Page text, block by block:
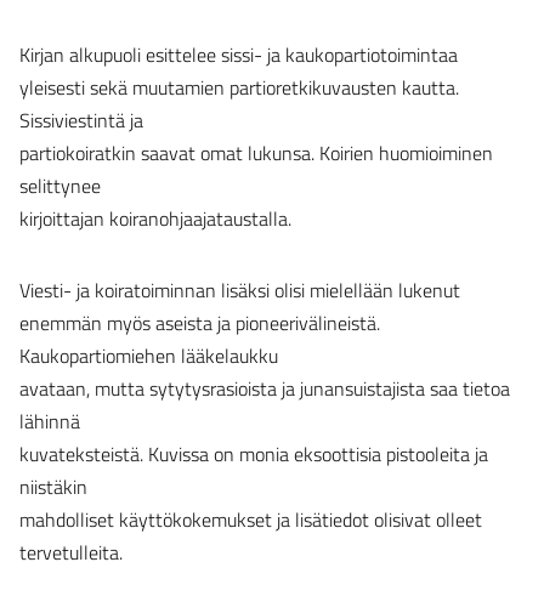
Kirjan alkupuoli esittelee sissi- ja kaukopartiotoimintaa
yleisesti sekä muutamien partioretkikuvausten kautta.
Sissiviestintä ja
partiokoiratkin saavat omat lukunsa. Koirien huomioiminen
selittynee
kirjoittajan koiranohjaajataustalla.
Viesti- ja koiratoiminnan lisäksi olisi mielellään lukenut
enemmän myös aseista ja pioneerivälineistä.
Kaukopartiomiehen lääkelaukku
avataan, mutta sytytysrasioista ja junansuistajista saa tietoa
lähinnä
kuvateksteistä. Kuvissa on monia eksoottisia pistooleita ja
niistäkin
mahdolliset käyttökokemukset ja lisätiedot olisivat olleet
tervetulleita.